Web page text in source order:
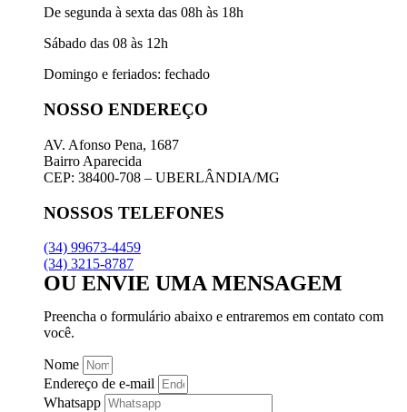
De segunda à sexta das 08h às 18h
Sábado das 08 às 12h
Domingo e feriados: fechado
NOSSO ENDEREÇO
AV. Afonso Pena, 1687
Bairro Aparecida
CEP: 38400-708 – UBERLÂNDIA/MG
NOSSOS TELEFONES
(34) 99673-4459
(34) 3215-8787
OU ENVIE UMA MENSAGEM
Preencha o formulário abaixo e entraremos em contato com
você.
Nome
Endereço de e-mail
Whatsapp